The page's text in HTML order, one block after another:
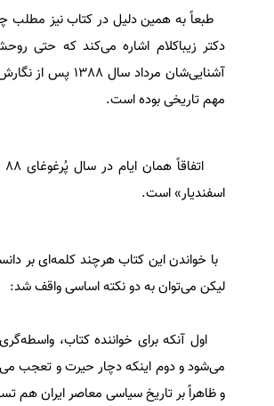
طبعاً به همین دلیل در کتاب نیز مطلب
دکتر زیبا‌کلام اشاره می‌کند که حتی
مهم تاریخی بوده است.
اسفندیار» است.
با خواندن این کتاب هرچند کلمه‌ای بر
لیکن می‌توان به دو نکته اساسی واقف شد:
اول آنکه برای خواننده کتاب،
می‌شود و دوم اینکه دچار حیرت و تعجب
و ظاهراً بر تاریخ سیاسی معاصر ایران هم